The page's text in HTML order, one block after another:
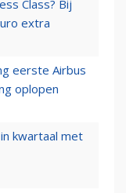
Class? Bij
extra
eerste Airbus
oplopen
kwartaal met